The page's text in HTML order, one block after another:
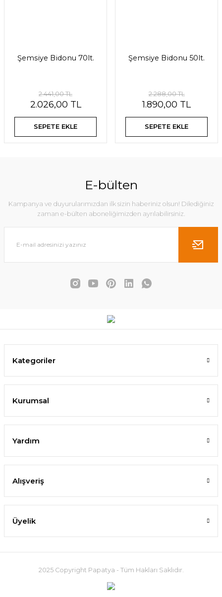
Şemsiye Bidonu 70lt.
2.441,00 TL
2.026,00 TL
SEPETE EKLE
Şemsiye Bidonu 50lt.
2.288,00 TL
1.890,00 TL
SEPETE EKLE
E-bülten
Kampanya ve duyurularımızdan ilk sizin haberiniz olsun! Dilediğiniz
zaman e-bülten aboneliğimizden ayrılabilirsiniz.
Kategoriler
Kurumsal
Yardım
Alışveriş
Üyelik
2025 Copyright Papatya - Tüm Hakları Saklıdır.